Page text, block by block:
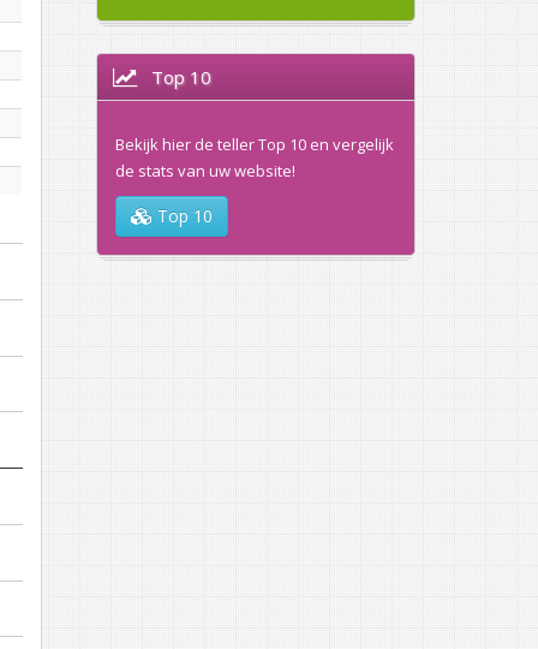
Top 10
Bekijk hier de teller Top 10 en vergelijk
de stats van uw website!
Top 10